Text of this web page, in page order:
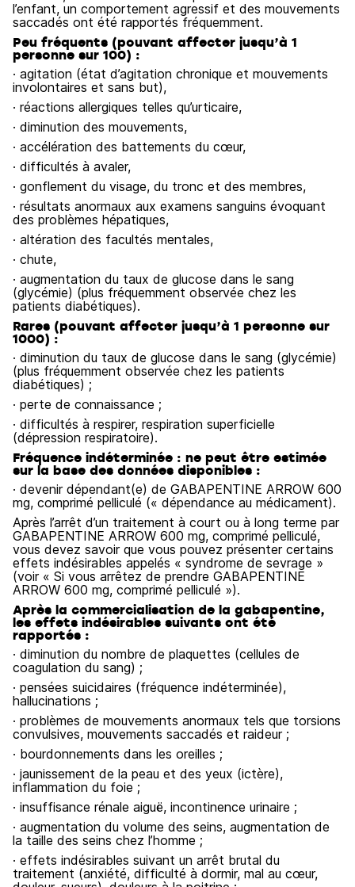
l’enfant, un comportement agressif et des mouvements
saccadés ont été rapportés fréquemment.
Peu fréquents (pouvant affecter jusqu’à 1
personne sur 100) :
· agitation (état d’agitation chronique et mouvements
involontaires et sans but),
· réactions allergiques telles qu’urticaire,
· diminution des mouvements,
· accélération des battements du cœur,
· difficultés à avaler,
· gonflement du visage, du tronc et des membres,
· résultats anormaux aux examens sanguins évoquant
des problèmes hépatiques,
· altération des facultés mentales,
· chute,
· augmentation du taux de glucose dans le sang
(glycémie) (plus fréquemment observée chez les
patients diabétiques).
Rares (pouvant affecter jusqu’à 1 personne sur
1000) :
· diminution du taux de glucose dans le sang (glycémie)
(plus fréquemment observée chez les patients
diabétiques) ;
· perte de connaissance ;
· difficultés à respirer, respiration superficielle
(dépression respiratoire).
Fréquence indéterminée : ne peut être estimée
sur la base des données disponibles :
· devenir dépendant(e) de GABAPENTINE ARROW 600
mg, comprimé pelliculé (« dépendance au médicament).
Après l’arrêt d’un traitement à court ou à long terme par
GABAPENTINE ARROW 600 mg, comprimé pelliculé,
vous devez savoir que vous pouvez présenter certains
effets indésirables appelés « syndrome de sevrage »
(voir « Si vous arrêtez de prendre GABAPENTINE
ARROW 600 mg, comprimé pelliculé »).
Après la commercialisation de la gabapentine,
les effets indésirables suivants ont été
rapportés :
· diminution du nombre de plaquettes (cellules de
coagulation du sang) ;
· pensées suicidaires (fréquence indéterminée),
hallucinations ;
· problèmes de mouvements anormaux tels que torsions
convulsives, mouvements saccadés et raideur ;
· bourdonnements dans les oreilles ;
· jaunissement de la peau et des yeux (ictère),
inflammation du foie ;
· insuffisance rénale aiguë, incontinence urinaire ;
· augmentation du volume des seins, augmentation de
la taille des seins chez l’homme ;
· effets indésirables suivant un arrêt brutal du
traitement (anxiété, difficulté à dormir, mal au cœur,